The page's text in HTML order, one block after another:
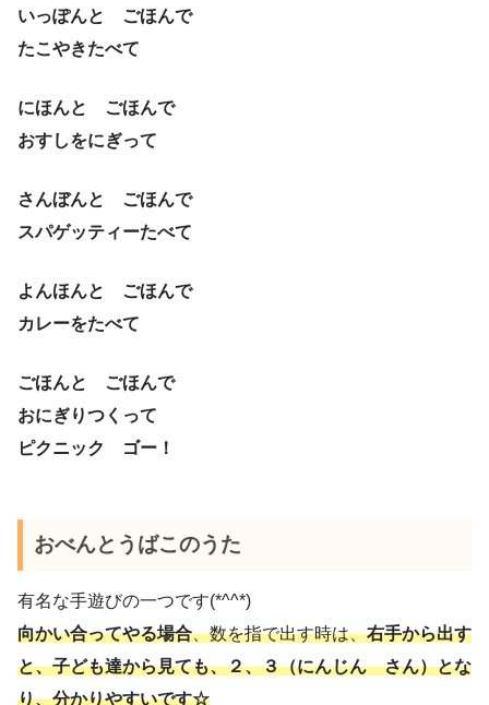
いっぽんと ごほんで
たこやきたべて
にほんと ごほんで
おすしをにぎって
さんぼんと ごほんで
スパゲッティーたべて
よんほんと ごほんで
カレーをたべて
ごほんと ごほんで
おにぎりつくって
ピクニック ゴー！
おべんとうばこのうた
有名な手遊びの一つです(*^^*)
向かい合ってやる場合、数を指で出す時は、右手から出す
と、子ども達から見ても、２、３（にんじん さん）とな
り、分かりやすいです☆